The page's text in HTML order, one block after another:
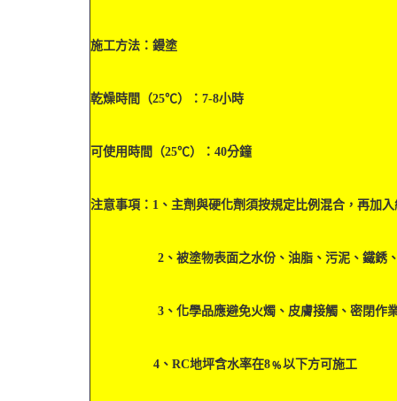
施工方法：鏝塗
乾燥時間（25℃）：7-8小時
可使用時間（25℃）：40分鐘
注意事項：1、主劑與硬化劑須按規定比例混合，再加
2、被塗物表面之水份、油脂、污泥、鐵銹、灰
3、化學品應避免火燭、皮膚接觸、密閉作
4、RC地坪含水率在8﹪以下方可施工